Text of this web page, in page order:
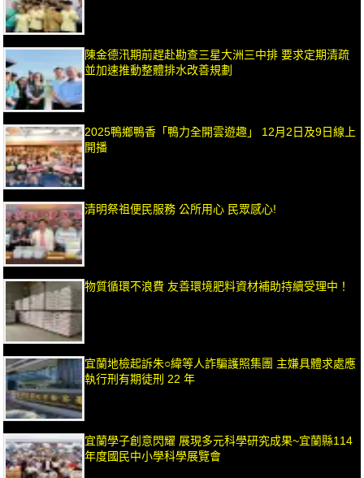
陳金德汛期前趕赴勘查三星大洲三中排 要求定期清疏
並加速推動整體排水改善規劃
2025鴨鄉鴨香「鴨力全開雲遊趣」 12月2日及9日線上
開播
清明祭祖便民服務 公所用心 民眾感心!
物質循環不浪費 友善環境肥料資材補助持續受理中！
宜蘭地檢起訴朱○緯等人詐騙護照集團 主嫌具體求處應
執行刑有期徒刑 22 年
宜蘭學子創意閃耀 展現多元科學研究成果~宜蘭縣114
年度國民中小學科學展覽會